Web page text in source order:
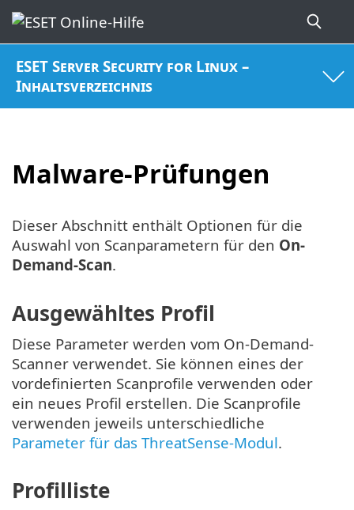
ESET Server Security for Linux –
Inhaltsverzeichnis
Malware-Prüfungen
Dieser Abschnitt enthält Optionen für die
Auswahl von Scanparametern für den On-
Demand-Scan.
Ausgewähltes Profil
Diese Parameter werden vom On-Demand-
Scanner verwendet. Sie können eines der
vordefinierten Scanprofile verwenden oder
ein neues Profil erstellen. Die Scanprofile
verwenden jeweils unterschiedliche
Parameter für das ThreatSense-Modul.
Profilliste